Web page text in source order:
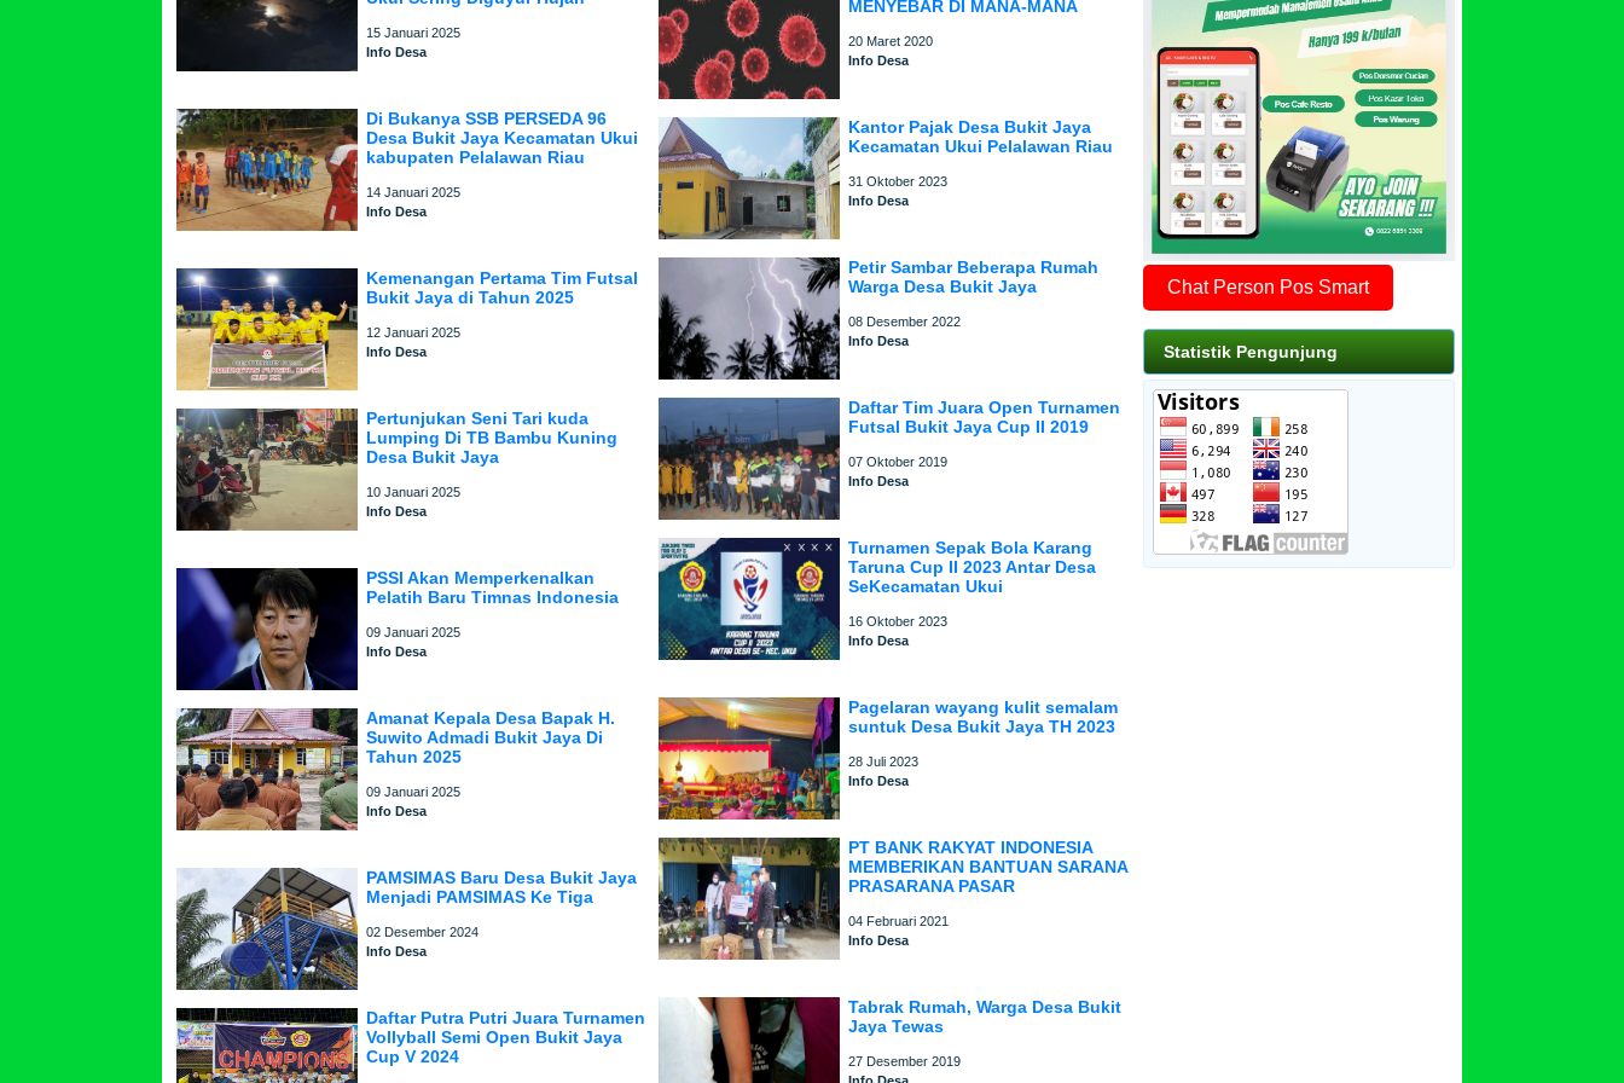
15 Januari 2025
Info Desa
Di Bukanya SSB PERSEDA 96
Desa Bukit Jaya Kecamatan Ukui
kabupaten Pelalawan Riau
14 Januari 2025
Info Desa
Kemenangan Pertama Tim Futsal
Bukit Jaya di Tahun 2025
12 Januari 2025
Info Desa
Pertunjukan Seni Tari kuda
Lumping Di TB Bambu Kuning
Desa Bukit Jaya
10 Januari 2025
Info Desa
PSSI Akan Memperkenalkan
Pelatih Baru Timnas Indonesia
09 Januari 2025
Info Desa
Amanat Kepala Desa Bapak H.
Suwito Admadi Bukit Jaya Di
Tahun 2025
09 Januari 2025
Info Desa
PAMSIMAS Baru Desa Bukit Jaya
Menjadi PAMSIMAS Ke Tiga
02 Desember 2024
Info Desa
Daftar Putra Putri Juara Turnamen
Vollyball Semi Open Bukit Jaya
Cup V 2024
MENYEBAR DI MANA-MANA
20 Maret 2020
Info Desa
Kantor Pajak Desa Bukit Jaya
Kecamatan Ukui Pelalawan Riau
31 Oktober 2023
Info Desa
Petir Sambar Beberapa Rumah
Warga Desa Bukit Jaya
08 Desember 2022
Info Desa
Daftar Tim Juara Open Turnamen
Futsal Bukit Jaya Cup II 2019
07 Oktober 2019
Info Desa
Turnamen Sepak Bola Karang
Taruna Cup II 2023 Antar Desa
SeKecamatan Ukui
16 Oktober 2023
Info Desa
Pagelaran wayang kulit semalam
suntuk Desa Bukit Jaya TH 2023
28 Juli 2023
Info Desa
PT BANK RAKYAT INDONESIA
MEMBERIKAN BANTUAN SARANA
PRASARANA PASAR
04 Februari 2021
Info Desa
Tabrak Rumah, Warga Desa Bukit
Jaya Tewas
27 Desember 2019
Chat Person Pos Smart
Statistik Pengunjung